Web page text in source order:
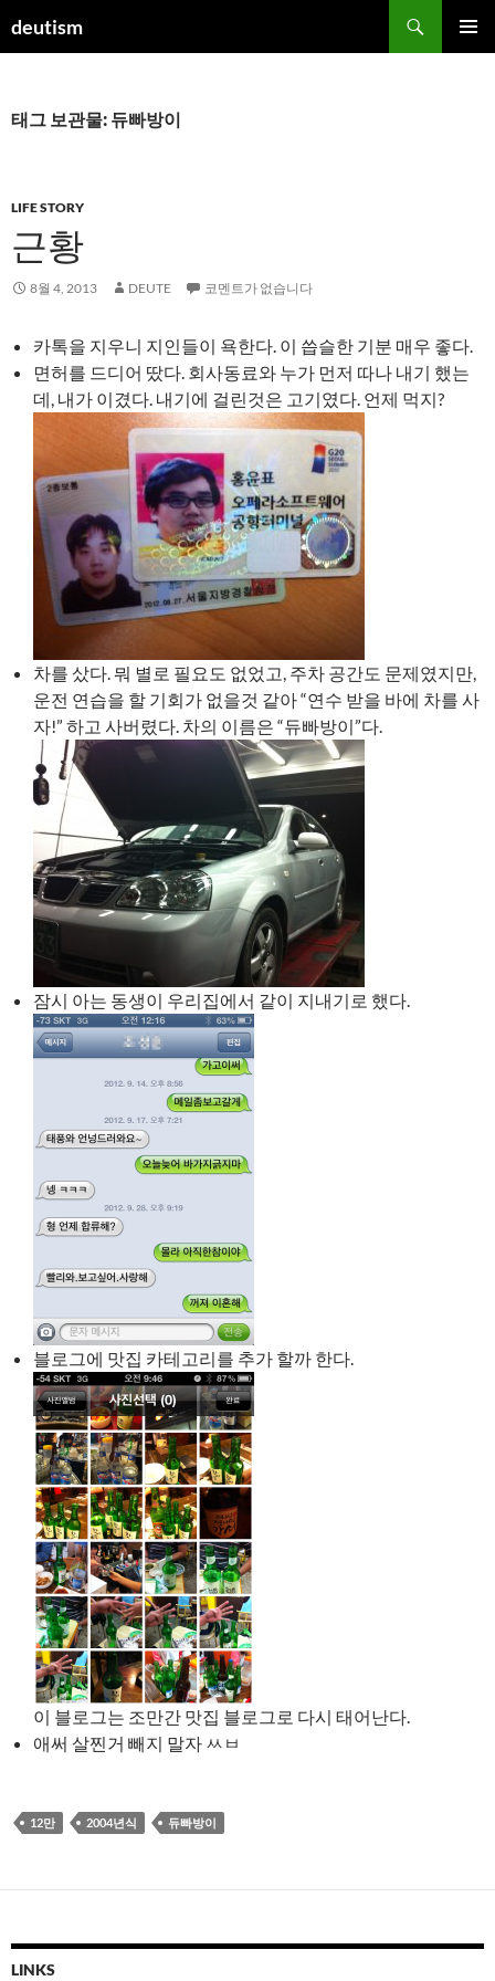
텐
건
deutism
색
태그 보관물: 듀빠방이
LIFE STORY
근황
8월 4, 2013 DEUTE 코멘트가 없습니다
카톡을 지우니 지인들이 욕한다. 이 씁슬한 기분 매우 좋다.
면허를 드디어 땄다. 회사동료와 누가 먼저 따나 내기 했는
데, 내가 이겼다. 내기에 걸린것은 고기였다. 언제 먹지?
차를 샀다. 뭐 별로 필요도 없었고, 주차 공간도 문제였지만,
운전 연습을 할 기회가 없을것 같아 “연수 받을 바에 차를 사
자!” 하고 사버렸다. 차의 이름은 “듀빠방이”다.
잠시 아는 동생이 우리집에서 같이 지내기로 했다.
블로그에 맛집 카테고리를 추가 할까 한다.
이 블로그는 조만간 맛집 블로그로 다시 태어난다.
애써 살찐거 빼지 말자 ㅆㅂ
12만 2004년식 듀빠방이
LINKS